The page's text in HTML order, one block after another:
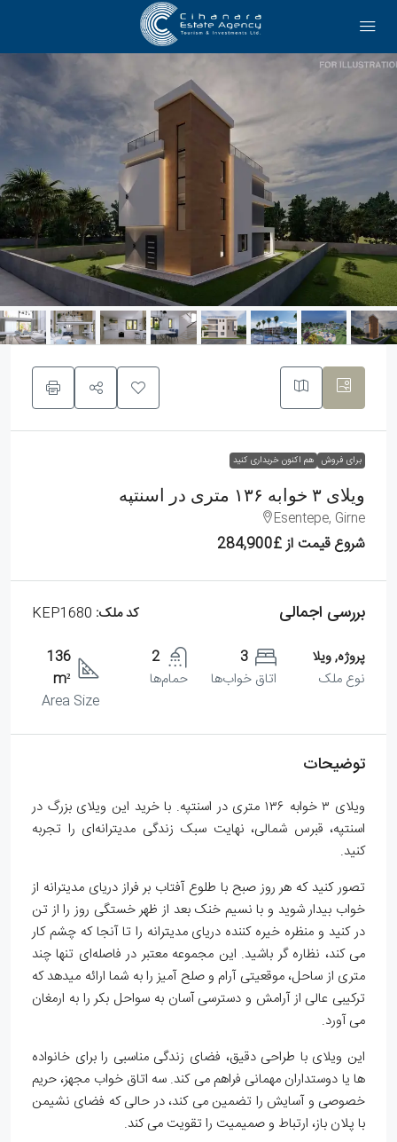
برای فروش هم اکنون خریداری کنید
ویلای ۳ خوابه ۱۳۶ متری در اسنتپه
Esentepe, Girne
شروع قیمت از£284,900
بررسی اجمالی کد ملک:
پروژه, ویلا
نوع ملک
3
اتاق خواب‌ها
2
حمام‌ها
136
m²
Area Size
توضیحات
ویلای ۳ خوابه ۱۳۶ متری در اسنتپه. با خرید این ویلای بزرگ در
اسنتپه، قبرس شمالی، نهایت سبک زندگی مدیترانه‌ای را تجربه
کنید.
تصور کنید که هر روز صبح با طلوع آفتاب بر فراز دریای مدیترانه از
خواب بیدار شوید و با نسیم خنک بعد از ظهر خستگی روز را از تن
در کنید و منظره خیره کننده دریای مدیترانه را تا آنجا که چشم کار
می کند، نظاره گر باشید. این مجموعه معتبر در فاصله‌ای تنها چند
متری از ساحل، موقعیتی آرام و صلح آمیز را به شما ارائه میدهد که
ترکیبی عالی از آرامش و دسترسی آسان به سواحل بکر را به ارمغان
می آورد.
این ویلای با طراحی دقیق، فضای زندگی مناسبی را برای خانواده
ها یا دوستداران مهمانی فراهم می کند. سه اتاق خواب مجهز، حریم
خصوصی و آسایش را تضمین می کند، در حالی که فضای نشیمن
با پلان باز، ارتباط و صمیمیت را تقویت می کند.